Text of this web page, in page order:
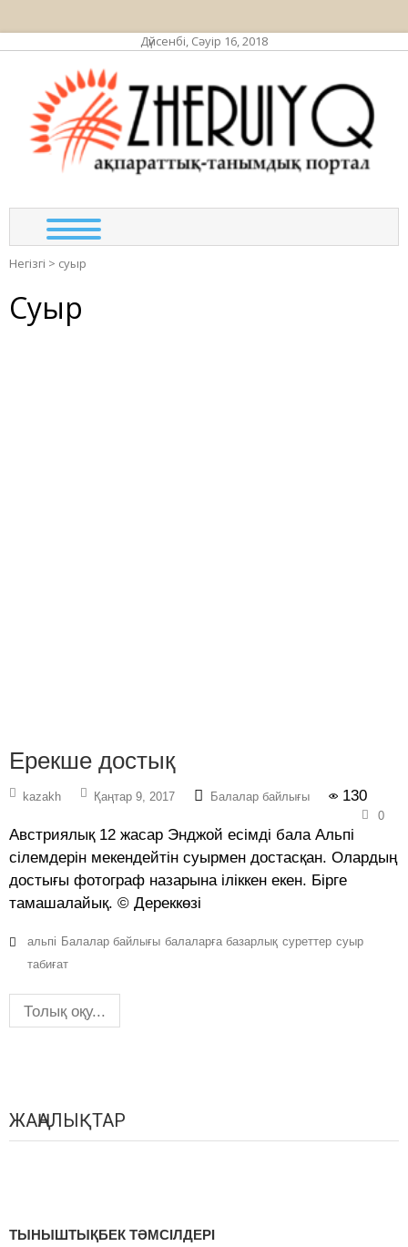
Дүйсенбі, Сәуір 16, 2018
Негізгі > суыр
Суыр
Ерекше достық
kazakh Қаңтар 9, 2017 Балалар байлығы 130
0
Австриялық 12 жасар Энджой есімді бала Альпі
сілемдерін мекендейтін суырмен достасқан. Олардың
достығы фотограф назарына іліккен екен. Бірге
тамашалайық. © Дереккөзі
альпі Балалар байлығы балаларға базарлық суреттер суыр
табиғат
Толық оқу...
ЖАҢАЛЫҚТАР
ТЫНЫШТЫҚБЕК ТӘМСІЛДЕРІ